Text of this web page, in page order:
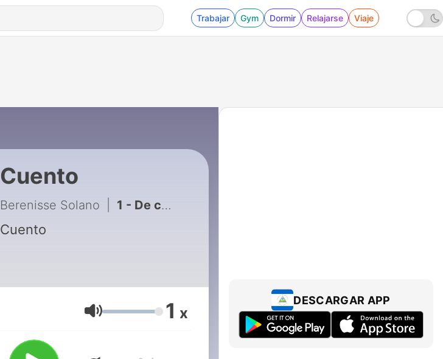
Trabajar Gym Dormir Relajarse Viaje
Cuento
Berenisse Solano 1 - De cómo aprendí a leer
Cuento
Volumen 1 x
DESCARGAR APP